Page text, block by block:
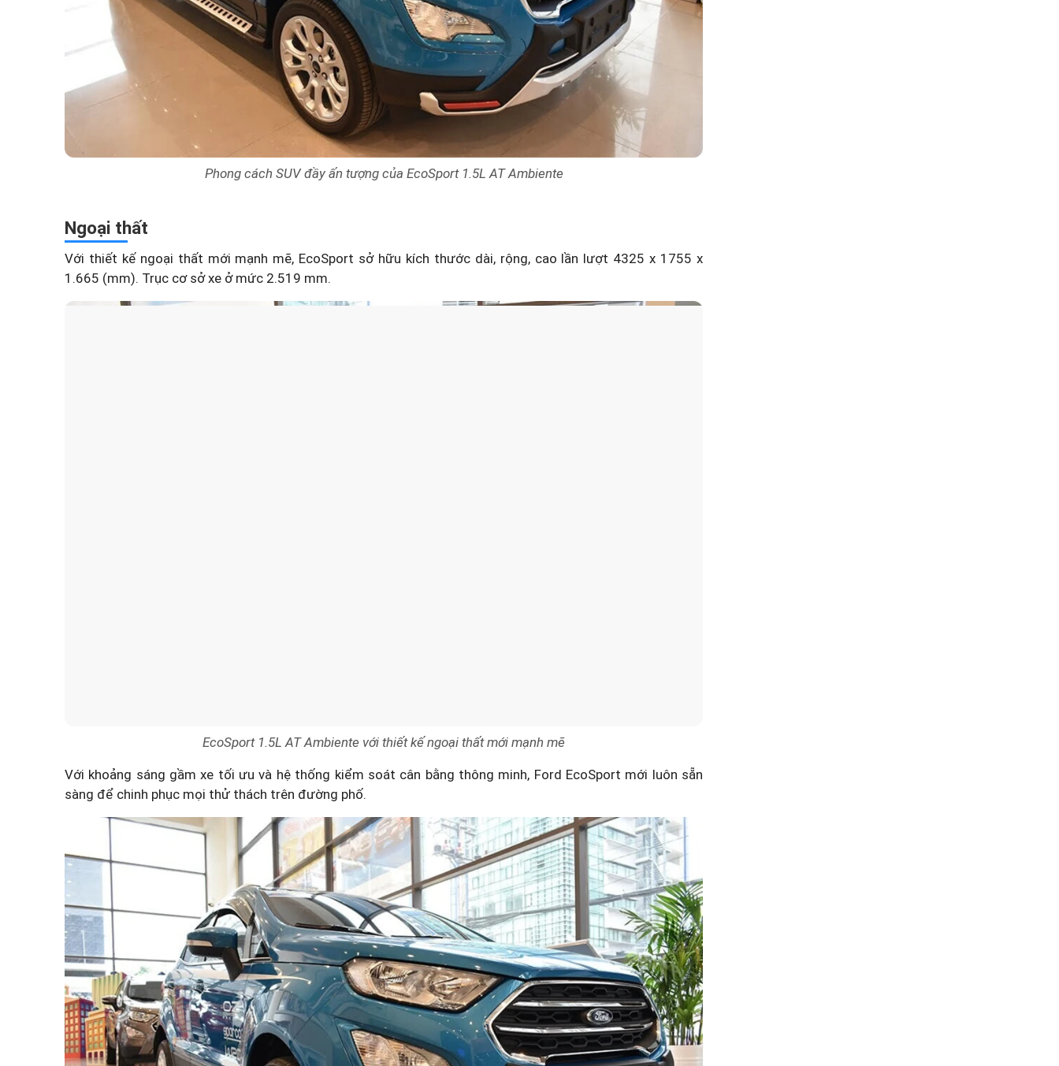
Phong cách SUV đầy ấn tượng của EcoSport 1.5L AT Ambiente
Ngoại thất
Với thiết kế ngoại thất mới mạnh mẽ, EcoSport sở hữu kích thước dài, rộng, cao lần lượt 4325 x 1755 x
1.665 (mm). Trục cơ sở xe ở mức 2.519 mm.
EcoSport 1.5L AT Ambiente với thiết kế ngoại thất mới mạnh mẽ
Với khoảng sáng gầm xe tối ưu và hệ thống kiểm soát cân bằng thông minh, Ford EcoSport mới luôn sẵn
sàng để chinh phục mọi thử thách trên đường phố.